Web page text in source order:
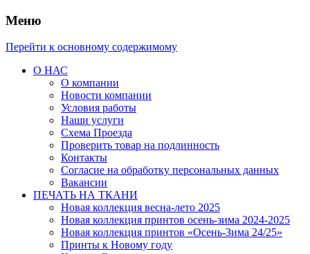
Меню
Перейти к основному содержимому
О НАС
О компании
Новости компании
Условия работы
Наши услуги
Схема Проезда
Проверить товар на подлинность
Контакты
Согласие на обработку персональных данных
Вакансии
ПЕЧАТЬ НА ТКАНИ
Новая коллекция весна-лето 2025
Новая коллекция принтов осень-зима 2024-2025
Новая коллекция принтов «Осень-Зима 24/25»
Принты к Новому году